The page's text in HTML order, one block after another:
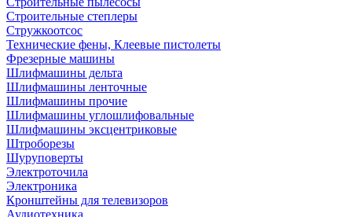
Строительные степлеры
Стружкоотсос
Технические фены, Клеевые пистолеты
Фрезерные машины
Шлифмашины дельта
Шлифмашины ленточные
Шлифмашины прочие
Шлифмашины углошлифовальные
Шлифмашины эксцентриковые
Штроборезы
Шуруповерты
Электроточила
Электроника
Кронштейны для телевизоров
Аудиотехника